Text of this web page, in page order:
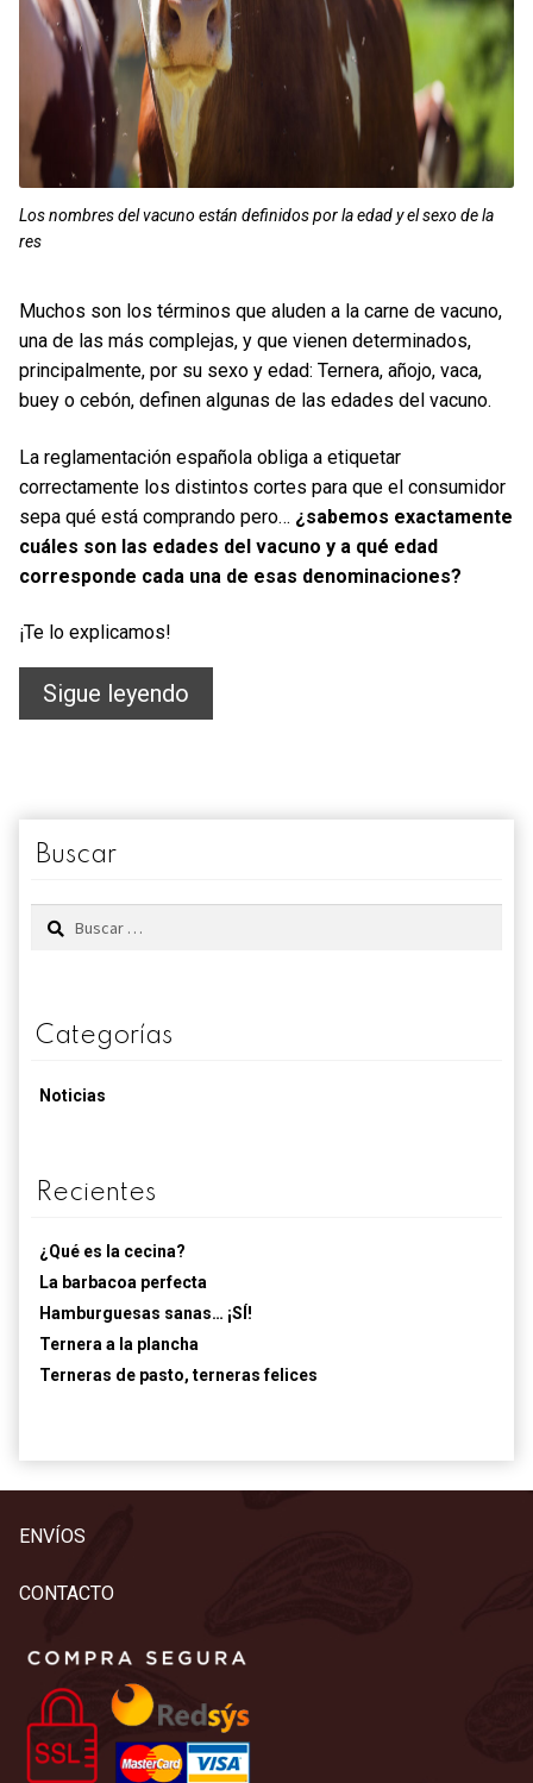
Los nombres del vacuno están definidos por la edad y el sexo de la
res
Muchos son los términos que aluden a la carne de vacuno,
una de las más complejas, y que vienen determinados,
principalmente, por su sexo y edad: Ternera, añojo, vaca,
buey o cebón, definen algunas de las edades del vacuno.
La reglamentación española obliga a etiquetar
correctamente los distintos cortes para que el consumidor
sepa qué está comprando pero… ¿sabemos exactamente
cuáles son las edades del vacuno y a qué edad
corresponde cada una de esas denominaciones?
¡Te lo explicamos!
Sigue leyendo
Buscar
Buscar:
Categorías
Noticias
Recientes
¿Qué es la cecina?
La barbacoa perfecta
Hamburguesas sanas… ¡SÍ!
Ternera a la plancha
Terneras de pasto, terneras felices
ENVÍOS
CONTACTO